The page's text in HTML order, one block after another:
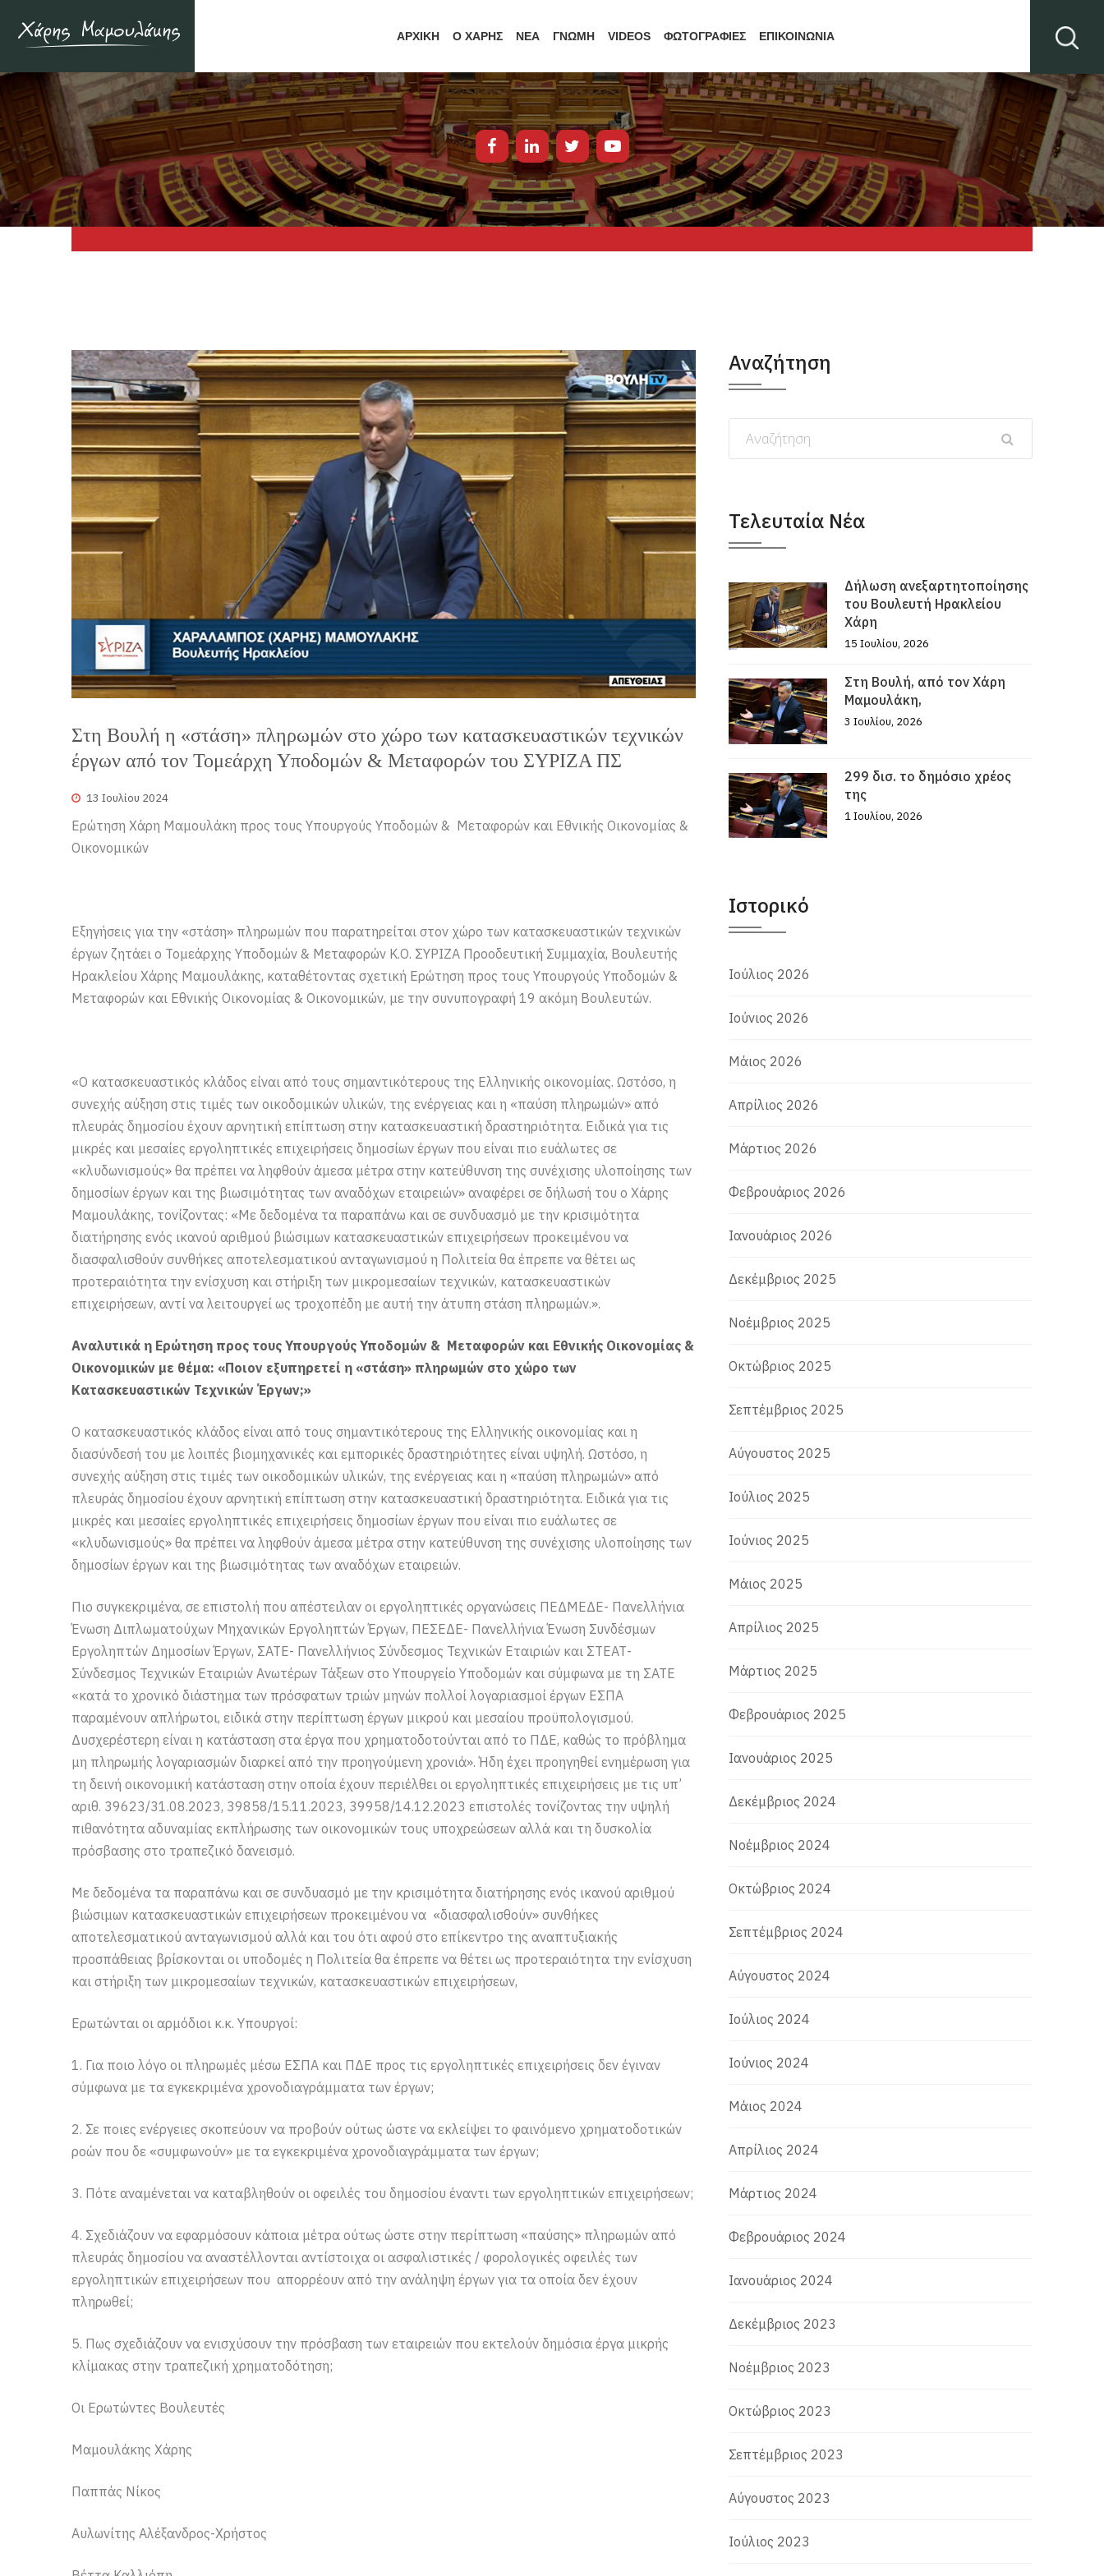
ΑΡΧΙΚΗ Ο ΧΑΡΗΣ ΝΕΑ ΓΝΩΜΗ VIDEOS ΦΩΤΟΓΡΑΦΙΕΣ ΕΠΙΚΟΙΝΩΝΙΑ
Στη Βουλή η «στάση» πληρωμών στο χώρο των κατασκευαστικών τεχνικών
έργων από τον Τομεάρχη Υποδομών & Μεταφορών του ΣΥΡΙΖΑ ΠΣ
13 Ιουλίου 2024
Ερώτηση Χάρη Μαμουλάκη προς τους Υπουργούς Υποδομών & Μεταφορών και Εθνικής Οικονομίας &
Οικονομικών
Εξηγήσεις για την «στάση» πληρωμών που παρατηρείται στον χώρο των κατασκευαστικών τεχνικών
έργων ζητάει ο Τομεάρχης Υποδομών & Μεταφορών Κ.Ο. ΣΥΡΙΖΑ Προοδευτική Συμμαχία, Βουλευτής
Ηρακλείου Χάρης Μαμουλάκης, καταθέτοντας σχετική Ερώτηση προς τους Υπουργούς Υποδομών &
Μεταφορών και Εθνικής Οικονομίας & Οικονομικών, με την συνυπογραφή 19 ακόμη Βουλευτών.
«Ο κατασκευαστικός κλάδος είναι από τους σημαντικότερους της Ελληνικής οικονομίας. Ωστόσο, η
συνεχής αύξηση στις τιμές των οικοδομικών υλικών, της ενέργειας και η «παύση πληρωμών» από
πλευράς δημοσίου έχουν αρνητική επίπτωση στην κατασκευαστική δραστηριότητα. Ειδικά για τις
μικρές και μεσαίες εργοληπτικές επιχειρήσεις δημοσίων έργων που είναι πιο ευάλωτες σε
«κλυδωνισμούς» θα πρέπει να ληφθούν άμεσα μέτρα στην κατεύθυνση της συνέχισης υλοποίησης των
δημοσίων έργων και της βιωσιμότητας των αναδόχων εταιρειών» αναφέρει σε δήλωσή του ο Χάρης
Μαμουλάκης, τονίζοντας: «Με δεδομένα τα παραπάνω και σε συνδυασμό με την κρισιμότητα
διατήρησης ενός ικανού αριθμού βιώσιμων κατασκευαστικών επιχειρήσεων προκειμένου να
διασφαλισθούν συνθήκες αποτελεσματικού ανταγωνισμού η Πολιτεία θα έπρεπε να θέτει ως
προτεραιότητα την ενίσχυση και στήριξη των μικρομεσαίων τεχνικών, κατασκευαστικών
επιχειρήσεων, αντί να λειτουργεί ως τροχοπέδη με αυτή την άτυπη στάση πληρωμών.».
Αναλυτικά η Ερώτηση προς τους Υπουργούς Υποδομών & Μεταφορών και Εθνικής Οικονομίας &
Οικονομικών με θέμα: «Ποιον εξυπηρετεί η «στάση» πληρωμών στο χώρο των
Κατασκευαστικών Τεχνικών Έργων;»
Ο κατασκευαστικός κλάδος είναι από τους σημαντικότερους της Ελληνικής οικονομίας και η
διασύνδεσή του με λοιπές βιομηχανικές και εμπορικές δραστηριότητες είναι υψηλή. Ωστόσο, η
συνεχής αύξηση στις τιμές των οικοδομικών υλικών, της ενέργειας και η «παύση πληρωμών» από
πλευράς δημοσίου έχουν αρνητική επίπτωση στην κατασκευαστική δραστηριότητα. Ειδικά για τις
μικρές και μεσαίες εργοληπτικές επιχειρήσεις δημοσίων έργων που είναι πιο ευάλωτες σε
«κλυδωνισμούς» θα πρέπει να ληφθούν άμεσα μέτρα στην κατεύθυνση της συνέχισης υλοποίησης των
δημοσίων έργων και της βιωσιμότητας των αναδόχων εταιρειών.
Πιο συγκεκριμένα, σε επιστολή που απέστειλαν οι εργοληπτικές οργανώσεις ΠΕΔΜΕΔΕ- Πανελλήνια
Ένωση Διπλωματούχων Μηχανικών Εργοληπτών Έργων, ΠΕΣΕΔΕ- Πανελλήνια Ένωση Συνδέσμων
Εργοληπτών Δημοσίων Έργων, ΣΑΤΕ- Πανελλήνιος Σύνδεσμος Τεχνικών Εταιριών και ΣΤΕΑΤ-
Σύνδεσμος Τεχνικών Εταιριών Ανωτέρων Τάξεων στο Υπουργείο Υποδομών και σύμφωνα με τη ΣΑΤΕ
«κατά το χρονικό διάστημα των πρόσφατων τριών μηνών πολλοί λογαριασμοί έργων ΕΣΠΑ
παραμένουν απλήρωτοι, ειδικά στην περίπτωση έργων μικρού και μεσαίου προϋπολογισμού.
Δυσχερέστερη είναι η κατάσταση στα έργα που χρηματοδοτούνται από το ΠΔΕ, καθώς το πρόβλημα
μη πληρωμής λογαριασμών διαρκεί από την προηγούμενη χρονιά». Ήδη έχει προηγηθεί ενημέρωση για
τη δεινή οικονομική κατάσταση στην οποία έχουν περιέλθει οι εργοληπτικές επιχειρήσεις με τις υπ’
αριθ. 39623/31.08.2023, 39858/15.11.2023, 39958/14.12.2023 επιστολές τονίζοντας την υψηλή
πιθανότητα αδυναμίας εκπλήρωσης των οικονομικών τους υποχρεώσεων αλλά και τη δυσκολία
πρόσβασης στο τραπεζικό δανεισμό.
Με δεδομένα τα παραπάνω και σε συνδυασμό με την κρισιμότητα διατήρησης ενός ικανού αριθμού
βιώσιμων κατασκευαστικών επιχειρήσεων προκειμένου να «διασφαλισθούν» συνθήκες
αποτελεσματικού ανταγωνισμού αλλά και του ότι αφού στο επίκεντρο της αναπτυξιακής
προσπάθειας βρίσκονται οι υποδομές η Πολιτεία θα έπρεπε να θέτει ως προτεραιότητα την ενίσχυση
και στήριξη των μικρομεσαίων τεχνικών, κατασκευαστικών επιχειρήσεων,
Ερωτώνται οι αρμόδιοι κ.κ. Υπουργοί:
1. Για ποιο λόγο οι πληρωμές μέσω ΕΣΠΑ και ΠΔΕ προς τις εργοληπτικές επιχειρήσεις δεν έγιναν
σύμφωνα με τα εγκεκριμένα χρονοδιαγράμματα των έργων;
2. Σε ποιες ενέργειες σκοπεύουν να προβούν ούτως ώστε να εκλείψει το φαινόμενο χρηματοδοτικών
ροών που δε «συμφωνούν» με τα εγκεκριμένα χρονοδιαγράμματα των έργων;
3. Πότε αναμένεται να καταβληθούν οι οφειλές του δημοσίου έναντι των εργοληπτικών επιχειρήσεων;
4. Σχεδιάζουν να εφαρμόσουν κάποια μέτρα ούτως ώστε στην περίπτωση «παύσης» πληρωμών από
πλευράς δημοσίου να αναστέλλονται αντίστοιχα οι ασφαλιστικές / φορολογικές οφειλές των
εργοληπτικών επιχειρήσεων που απορρέουν από την ανάληψη έργων για τα οποία δεν έχουν
πληρωθεί;
5. Πως σχεδιάζουν να ενισχύσουν την πρόσβαση των εταιρειών που εκτελούν δημόσια έργα μικρής
κλίμακας στην τραπεζική χρηματοδότηση;
Οι Ερωτώντες Βουλευτές
Μαμουλάκης Χάρης
Παππάς Νίκος
Αυλωνίτης Αλέξανδρος-Χρήστος
Αναζήτηση
Τελευταία Νέα
Δήλωση ανεξαρτητοποίησης
του Βουλευτή Ηρακλείου
Χάρη
15 Ιουλίου, 2026
Στη Βουλή, από τον Χάρη
Μαμουλάκη,
3 Ιουλίου, 2026
299 δισ. το δημόσιο χρέος
της
1 Ιουλίου, 2026
Ιστορικό
Ιούλιος 2026
Ιούνιος 2026
Μάιος 2026
Απρίλιος 2026
Μάρτιος 2026
Φεβρουάριος 2026
Ιανουάριος 2026
Δεκέμβριος 2025
Νοέμβριος 2025
Οκτώβριος 2025
Σεπτέμβριος 2025
Αύγουστος 2025
Ιούλιος 2025
Ιούνιος 2025
Μάιος 2025
Απρίλιος 2025
Μάρτιος 2025
Φεβρουάριος 2025
Ιανουάριος 2025
Δεκέμβριος 2024
Νοέμβριος 2024
Οκτώβριος 2024
Σεπτέμβριος 2024
Αύγουστος 2024
Ιούλιος 2024
Ιούνιος 2024
Μάιος 2024
Απρίλιος 2024
Μάρτιος 2024
Φεβρουάριος 2024
Ιανουάριος 2024
Δεκέμβριος 2023
Νοέμβριος 2023
Οκτώβριος 2023
Σεπτέμβριος 2023
Αύγουστος 2023
Ιούλιος 2023